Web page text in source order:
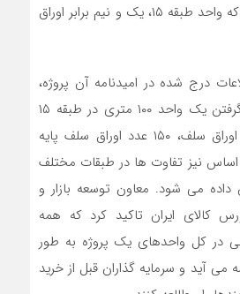
امیدنامه ذکر می شود که واحد طبقه ۱۵، یک و نیم برابر اوراق
درج شده در امیدنامه آن پروژه،
مشتری برای تحویل گرفتن یک واحد ۱۰۰ متری در طبقه ۱۵
باید به جای ۱۰۰ عدد اوراق سلف، ۱۵۰ عدد اوراق سلف پایه
نیز تفاوت ها در طبقات مختلف
داده می شود. معاون توسعه بازار و
کالای ایران تاکید کرد که همه
در کل واحدهای یک پروژه به طور
می آید و سرمایه گذاران قبل از خرید